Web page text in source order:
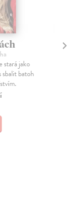
stará jako
sbalit batoh